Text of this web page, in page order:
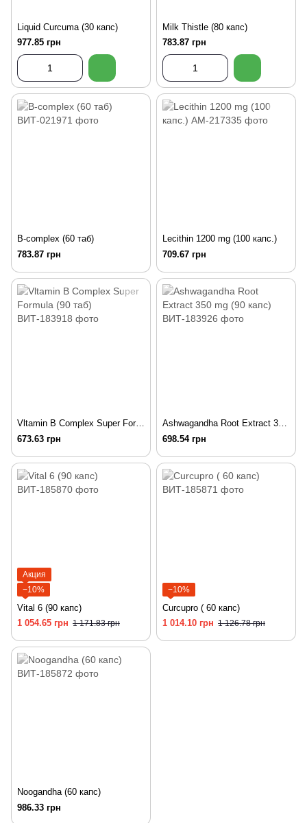
Liquid Curcuma (30 капс)
977.85 грн
Milk Thistle (80 капс)
783.87 грн
B-complex (60 таб)
783.87 грн
Lecithin 1200 mg (100 капс.)
709.67 грн
Vltamin B Complex Super Formula (90 таб)
673.63 грн
698.54 грн
Акция
−10%
Vital 6 (90 капс)
1 054.65 грн 1 171.83 грн
−10%
Curcupro ( 60 капс)
1 014.10 грн 1 126.78 грн
Noogandha (60 капс)
986.33 грн